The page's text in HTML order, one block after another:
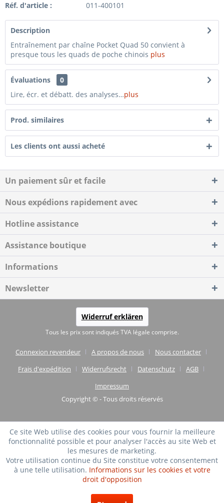
Réf. d'article : 011-400101
Description
Entraînement par chaîne Pocket Quad 50 convient à
presque tous les quads de poche chinois plus
Évaluations
0
Lire, écr. et débatt. des analyses…plus
Prod. similaires
Les clients ont aussi acheté
Un paiement sûr et facile
Nous expédions rapidement avec
Hotline assistance
Assistance boutique
Informations
Newsletter
Widerruf erklären
Tous les prix sont indiqués TVA légale comprise.
Connexion revendeur A propos de nous
Nous contacter
Frais d'expédition
Widerrufsrecht Datenschutz
AGB
Impressum
Copyright © - Tous droits réservés
Ce site Web utilise des cookies pour vous fournir la meilleure
fonctionnalité possible et pour analyser l'accès au site Web et
les mesures de marketing.
Votre utilisation continue du Site constitue votre consentement
à une telle utilisation. Informations sur les cookies et votre
droit d'opposition
(4.75 / 5)